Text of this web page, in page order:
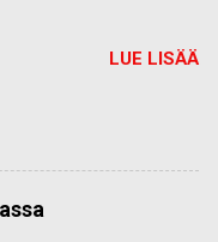
LUE LISÄÄ